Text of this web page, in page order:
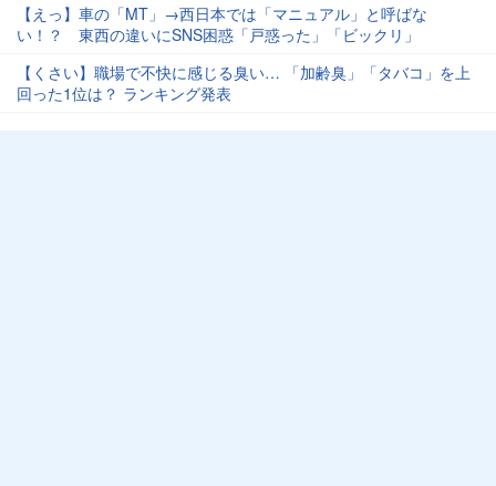
【えっ】車の「MT」→西日本では「マニュアル」と呼ばな
い！？ 東西の違いにSNS困惑「戸惑った」「ビックリ」
【くさい】職場で不快に感じる臭い… 「加齢臭」「タバコ」を上
回った1位は？ ランキング発表